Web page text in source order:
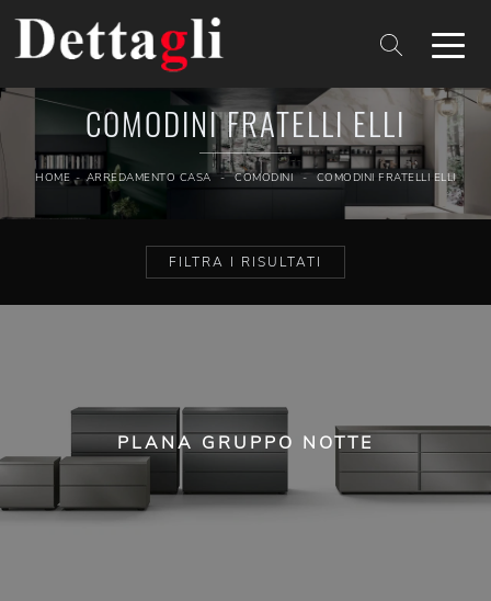
COMODINI FRATELLI ELLI
HOME - ARREDAMENTO CASA - COMODINI - COMODINI FRATELLI ELLI
FILTRA I RISULTATI
PLANA GRUPPO NOTTE